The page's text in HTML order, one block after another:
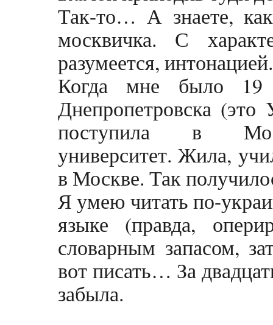
Так-то… А знаете,
москвичка. С
разумеется, интонацией.
Когда мне было 19
Днепропетровска
поступила в
университет. Жила,
в Москве. Так
Я умею читать по-
языке (правда,
словарным запасом,
вот писать… За
забыла.